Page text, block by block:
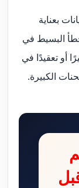
بعناية
البسيط في
أو تعقيدًا في
الكبيرة.